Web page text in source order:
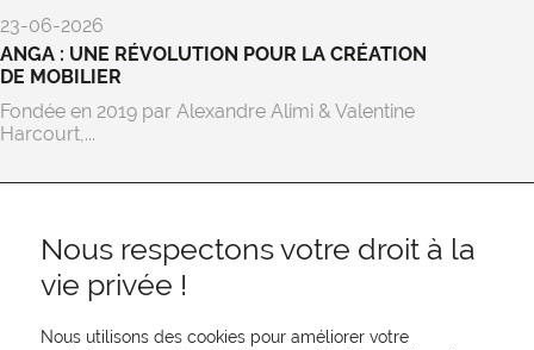
23-06-2026
ANGA : UNE RÉVOLUTION POUR LA CRÉATION
DE MOBILIER
Fondée en 2019 par Alexandre Alimi & Valentine
Harcourt,...
Nous respectons votre droit à la
vie privée !
Nous utilisons des cookies pour améliorer votre